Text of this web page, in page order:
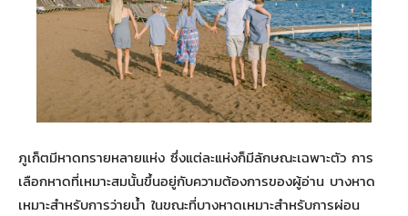
ภูเก็ตมีหาดทรายหลายแห่ง ซึ่งแต่ละแห่งก็มีลักษณะเฉพาะตัว การ
เลือกหาดที่เหมาะสมนั้นขึ้นอยู่กับความต้องการของผู้อ่าน บางหาด
เหมาะสำหรับการว่ายน้ำ ในขณะที่บางหาดเหมาะสำหรับการผ่อน